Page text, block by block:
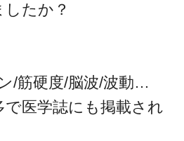
たか？
/筋硬度/脳波/波動…
医学誌にも掲載され